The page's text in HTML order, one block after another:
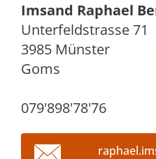
Imsand Raphael
Unterfeldstrasse 71
3985 Münster
Goms
079'898'78'76
raphael.